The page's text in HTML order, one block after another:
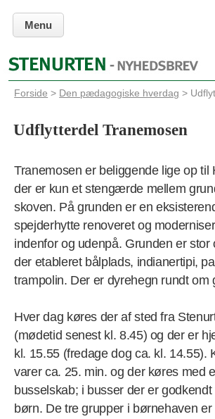
Menu
Forside > Den pædagogiske hverdag >
Udflytterdel Tranemosen
Tranemosen er beliggende lige op til
der er kun et stengærde mellem
skoven. På grunden er en
spejderhytte renoveret og
indenfor og udenpå. Grunden er stor
der etableret bålplads, indianertipi,
trampolin. Der er dyrehegn rundt om
Hver dag køres der af sted fra
(mødetid senest kl. 8.45) og der er
kl. 15.55 (fredage dog ca. kl. 14.55).
varer ca. 25. min. og der køres med
busselskab; i busser der er
børn. De tre grupper i børnehaven er